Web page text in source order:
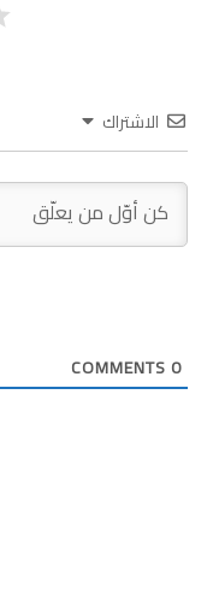
الاشتراك
0